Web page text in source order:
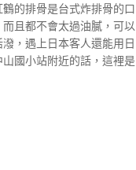
的排骨是台式炸排骨的口
且都不會太過油膩，可以
，遇上日本客人還能用日
國小站附近的話，這裡是